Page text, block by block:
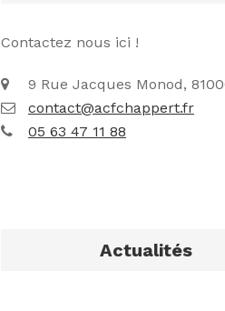
Contactez nous ici !
9 Rue Jacques Monod,
contact@acfchappert.fr
05 63 47 11 88
Actualités